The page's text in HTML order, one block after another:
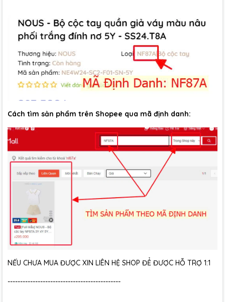
Cách tìm sản phẩm trên Shopee qua mã định danh:
NẾU CHƯA MUA ĐƯỢC XIN LIÊN HỆ SHOP ĐỂ ĐƯỢC HỖ TRỢ 1:1
---------------------------------------------